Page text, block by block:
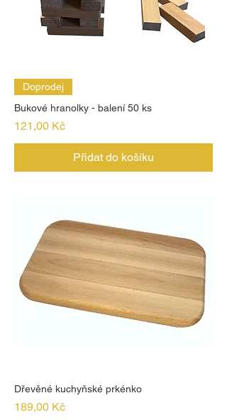
Doprodej
Bukové hranolky - balení 50 ks
Cena
121,00 Kč
Přidat do košíku
Dřevěné kuchyňské prkénko
Cena
189,00 Kč